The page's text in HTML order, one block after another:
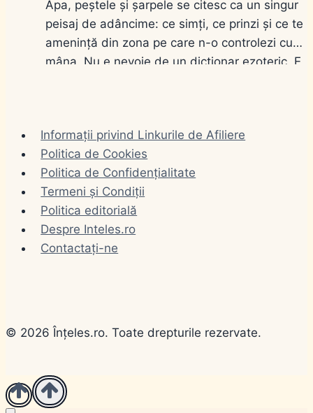
Apa, peștele și șarpele se citesc ca un singur
peisaj de adâncime: ce simți, ce prinzi și ce te
amenință din zona pe care n-o controlezi cu
mâna. Nu e nevoie de un dicționar ezoteric. E
Informații privind Linkurile de Afiliere
Politica de Cookies
Politica de Confidențialitate
Termeni și Condiții
Politica editorială
Despre Inteles.ro
Contactați-ne
© 2026 Înțeles.ro. Toate drepturile rezervate.